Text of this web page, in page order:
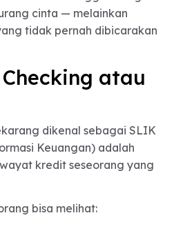
romantis”. Tapi di sisi
menganggap
tanda hubungan yang sehat
konflik rumah tangga sering
yang tidak pernah
atau